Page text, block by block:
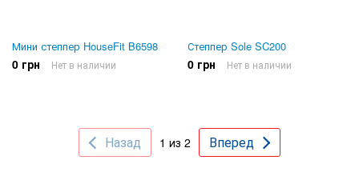
Мини степпер HouseFit B6598
0 грн Нет в наличии
Степпер Sole SC200
0 грн Нет в наличии
Назад 1 из 2 Вперед